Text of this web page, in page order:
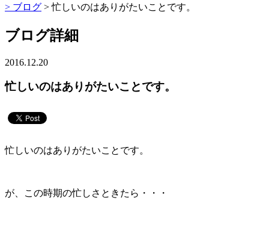
> ブログ > 忙しいのはありがたいことです。
ブログ詳細
2016.12.20
忙しいのはありがたいことです。
忙しいのはありがたいことです。
が、この時期の忙しさときたら・・・